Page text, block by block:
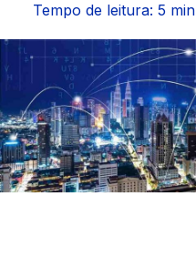
Seguros
Vida Financeira
Canais Digitais
Tempo de leitura: 5 min